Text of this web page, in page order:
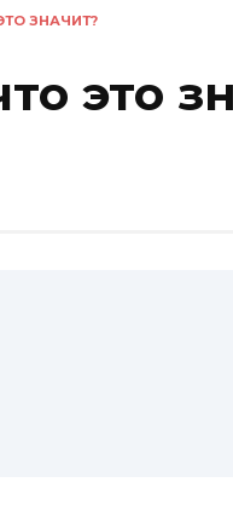
ЗНАЧИТ?
это